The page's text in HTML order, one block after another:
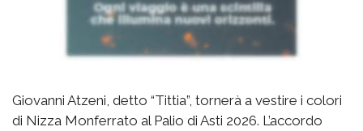
Giovanni Atzeni, detto “Tittia”, tornerà a vestire i colori
di Nizza Monferrato al Palio di Asti 2026. L’accordo